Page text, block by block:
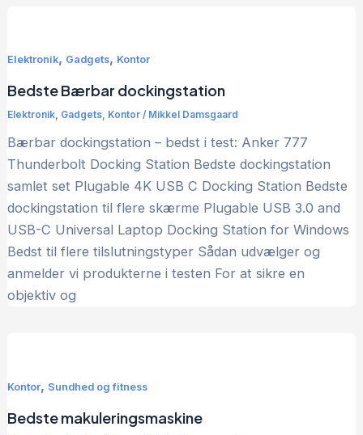
Elektronik, Gadgets, Kontor
Bedste Bærbar dockingstation
Elektronik, Gadgets, Kontor/ Mikkel Damsgaard
Bærbar dockingstation – bedst i test: Anker 777
Thunderbolt Docking Station Bedste dockingstation
samlet set Plugable 4K USB C Docking Station Bedste
dockingstation til flere skærme Plugable USB 3.0 and
USB-C Universal Laptop Docking Station for Windows
Bedst til flere tilslutningstyper Sådan udvælger og
anmelder vi produkterne i testen For at sikre en
objektiv og
Kontor, Sundhed og fitness
Bedste makuleringsmaskine